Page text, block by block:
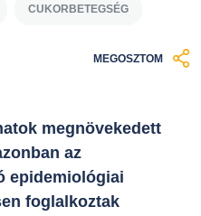
CUKORBETEGSÉG
MEGOSZTOM
megnövekedett
az
epidemiológiai
foglalkoztak